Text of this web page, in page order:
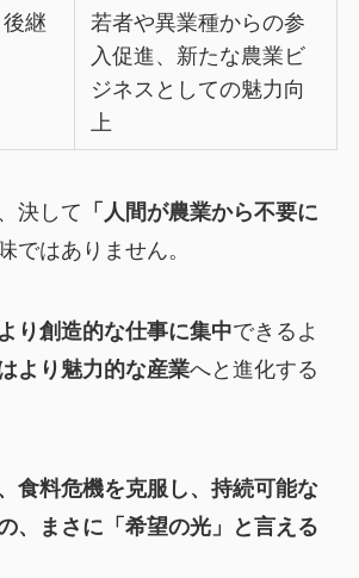
継
若者や異業種からの参
入促進、新たな農業ビ
ジネスとしての魅力向
上
決して 「人間が農業から不要に
ではありません。
り創造的な仕事に集中できるよ
より魅力的な産業へと進化する
食料危機を克服し、持続可能な
、まさに「希望の光」と言える